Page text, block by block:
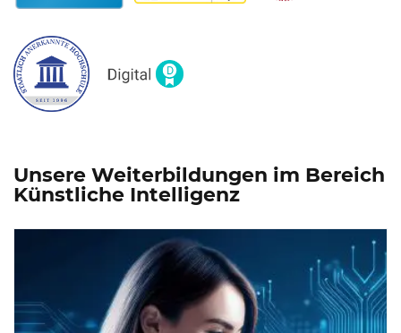
Unsere Weiterbildungen im Bereich
Künstliche Intelligenz